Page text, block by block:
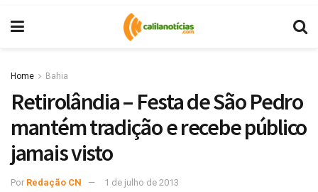
Home Bahia
Retirolândia – Festa de São Pedro
mantém tradição e recebe público
jamais visto
Por Redação CN 1 de julho de 2013